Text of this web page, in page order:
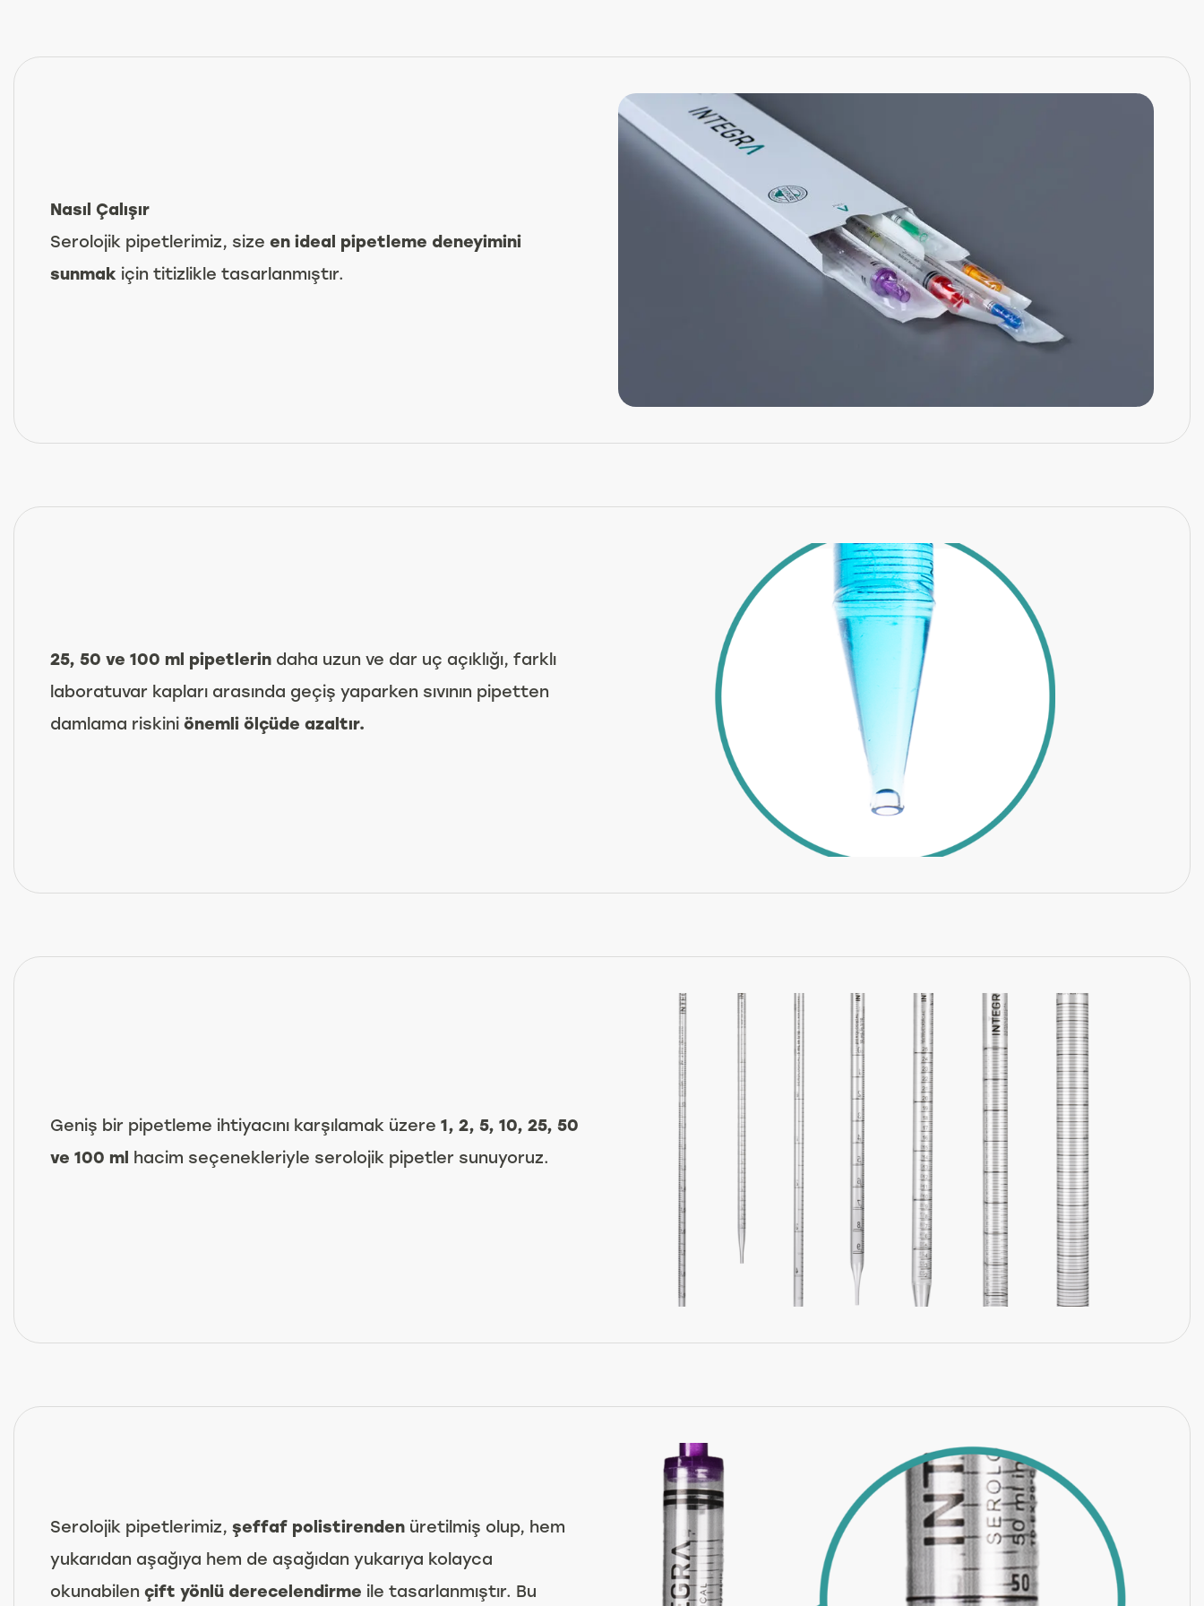
Nasıl Çalışır
Serolojik pipetlerimiz, size en ideal pipetleme deneyimini
sunmak için titizlikle tasarlanmıştır.
25, 50 ve 100 ml pipetlerin daha uzun ve dar uç açıklığı, farklı
laboratuvar kapları arasında geçiş yaparken sıvının pipetten
damlama riskini önemli ölçüde azaltır.
Geniş bir pipetleme ihtiyacını karşılamak üzere 1, 2, 5, 10, 25, 50
ve 100 ml hacim seçenekleriyle serolojik pipetler sunuyoruz.
Serolojik pipetlerimiz, şeffaf polistirenden üretilmiş olup, hem
yukarıdan aşağıya hem de aşağıdan yukarıya kolayca
okunabilen çift yönlü derecelendirme ile tasarlanmıştır. Bu